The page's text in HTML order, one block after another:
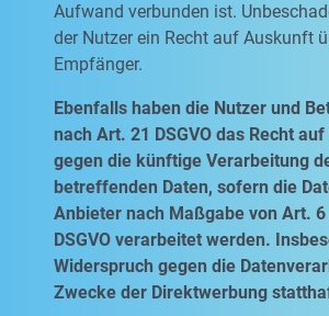
Aufwand verbunden ist.
der Nutzer ein Recht auf Auskunft
Empfänger.
Ebenfalls haben die Nutzer und
nach Art. 21 DSGVO das Recht
gegen die künftige Verarbeitung
betreffenden Daten, sofern die
Anbieter nach Maßgabe von Art.
DSGVO verarbeitet werden.
Widerspruch gegen die
Zwecke der Direktwerbung